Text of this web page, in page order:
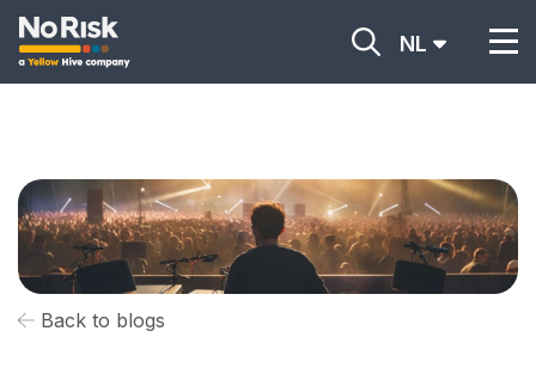
NL
Back to blogs